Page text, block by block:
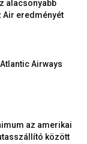
alacsonyabb
Air eredményét
Airways
az amerikai
között